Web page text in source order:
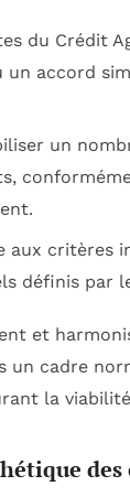
du Crédit
un accord
un
aux critères
définis par
et
un cadre
la